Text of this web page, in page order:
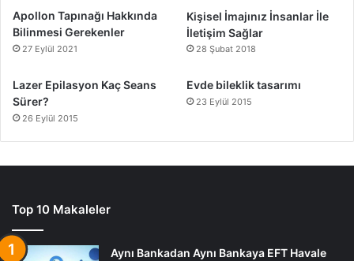
Apollon Tapınağı Hakkında
Bilinmesi Gerekenler
27 Eylül 2021
Kişisel İmajınız İnsanlar İle
İletişim Sağlar
28 Şubat 2018
Lazer Epilasyon Kaç Seans
Sürer?
26 Eylül 2015
Evde bileklik tasarımı
23 Eylül 2015
Top 10 Makaleler
Aynı Bankadan Aynı Bankaya EFT Havale